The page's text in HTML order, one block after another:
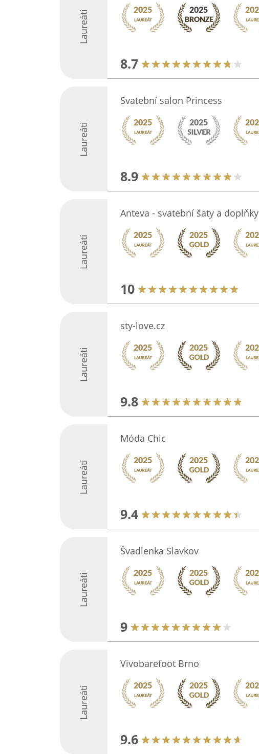
Laureáti
8.7
Laureáti
Svatební salon Princess
8.9
Laureáti
Anteva - svatební šaty a doplňky
10
Laureáti
sty-love.cz
9.8
Laureáti
Móda Chic
9.4
Laureáti
Švadlenka Slavkov
9
Laureáti
Vivobarefoot Brno
9.6